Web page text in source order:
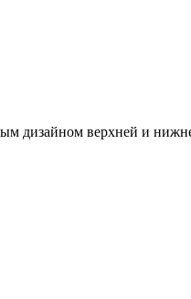
дизайном верхней и